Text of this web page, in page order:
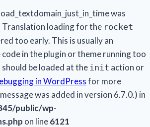
was
Translation loading for the rocket
too early. This is usually an
in the plugin or theme running too
be loaded at the init action or
in WordPressfor more
was added in version 6.7.0.) in
public/wp-
on line6121